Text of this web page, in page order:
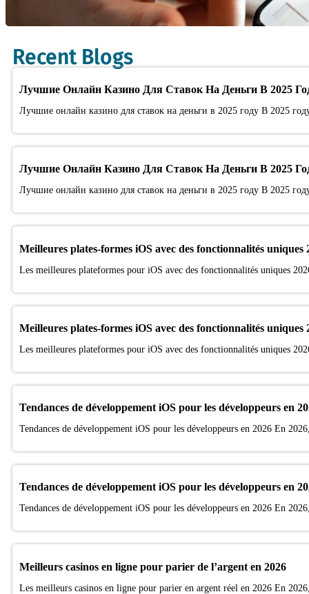
Recent Blogs
Лучшие Онлайн Казино Для Ставок На Деньги В 2025
Лучшие онлайн казино для ставок на деньги в 2025 году В 2025
Лучшие Онлайн Казино Для Ставок На Деньги В 2025
Лучшие онлайн казино для ставок на деньги в 2025 году В 2025
Meilleures plates-formes iOS avec des fonctionnalités uniques
Les meilleures plateformes pour iOS avec des fonctionnalités uniques
Meilleures plates-formes iOS avec des fonctionnalités uniques
Les meilleures plateformes pour iOS avec des fonctionnalités uniques
Tendances de développement iOS pour les développeurs en
Tendances de développement iOS pour les développeurs en 2026 En
Tendances de développement iOS pour les développeurs en
Tendances de développement iOS pour les développeurs en 2026 En
Meilleurs casinos en ligne pour parier de l’argent en 2026
Les meilleurs casinos en ligne pour parier en argent réel en 2026 En